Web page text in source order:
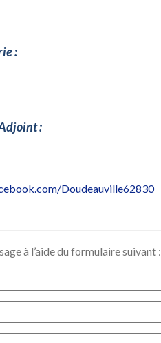
:
:
Doudeauville62830
à l’aide du formulaire suivant :